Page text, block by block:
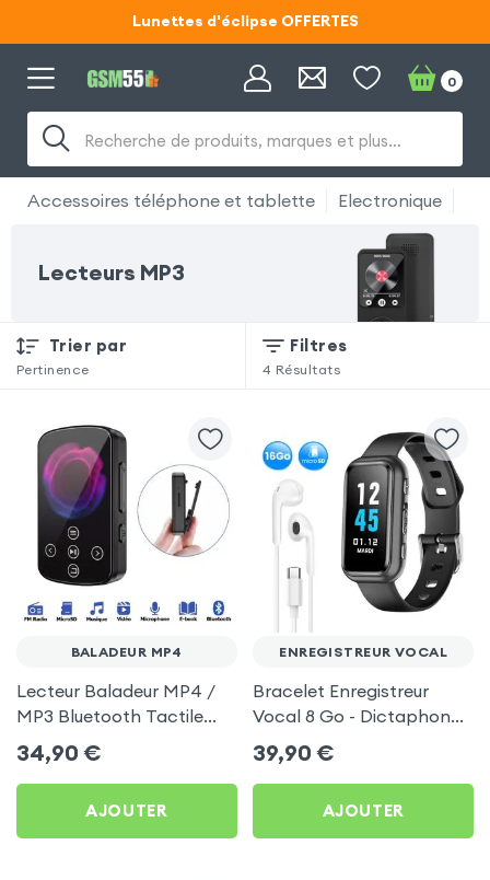
Lunettes d'éclipse OFFERTES
Code ECLIPSE55
Code ECLIPSE55
Recherche de produits, marques et plus…
0
Accessoires téléphone et tablette Electronique
Lecteurs MP3
Trier par
Pertinence
Filtres
4 Résultats
BALADEUR MP4
Lecteur Baladeur MP4 /
MP3 Bluetooth Tactile
avec Clip sport
34,90 €
AJOUTER
ENREGISTREUR VOCAL
Bracelet Enregistreur
Vocal 8 Go - Dictaphone
HD Anti bruit - Autonomie
15h
39,90 €
AJOUTER